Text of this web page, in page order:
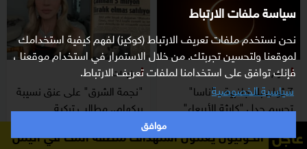
سياسة ملفات الارتباط
نحن نستخدم ملفات تعريف الارتباط (كوكيز) لفهم كيفية استخدامك
لموقعنا ولتحسين تجربتك. من خلال الاستمرار في استخدام موقعنا ،
فإنك توافق على استخدامنا لملفات تعريف الارتباط.
سياسية الخصوصية
موافق
علوم
7 ثوان بلا جاذبية.. "ناسا"
تحسم جدل "كارثة الأربعاء"
منوعات
"نجمة الشرق" على عنق نسيبة
بيكهام.. مطالب تركية
باستعادتها
عاجل الحوثيون يعلنون استهداف منطقة المخا في اليمن